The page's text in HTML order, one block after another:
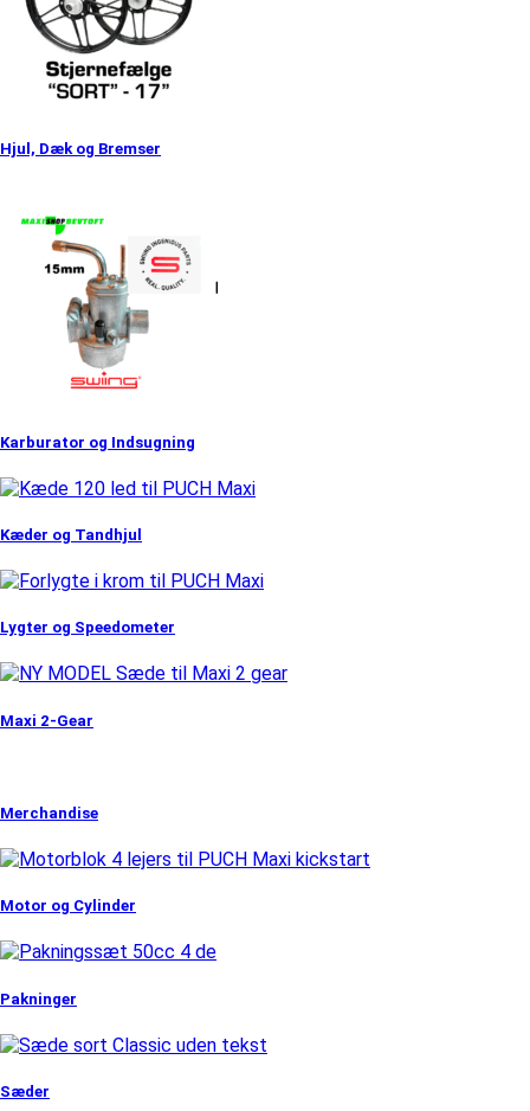
Hjul, Dæk og Bremser
Karburator og Indsugning
Kæder og Tandhjul
Lygter og Speedometer
Maxi 2-Gear
Merchandise
Motor og Cylinder
Pakninger
Sæder